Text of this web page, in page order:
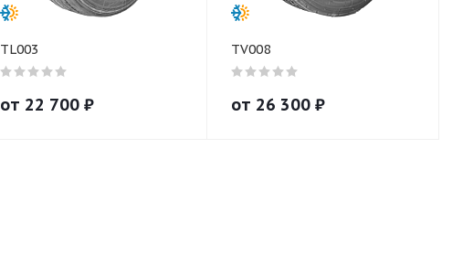
TL003
от 22 700 ₽
TV008
от 26 300 ₽